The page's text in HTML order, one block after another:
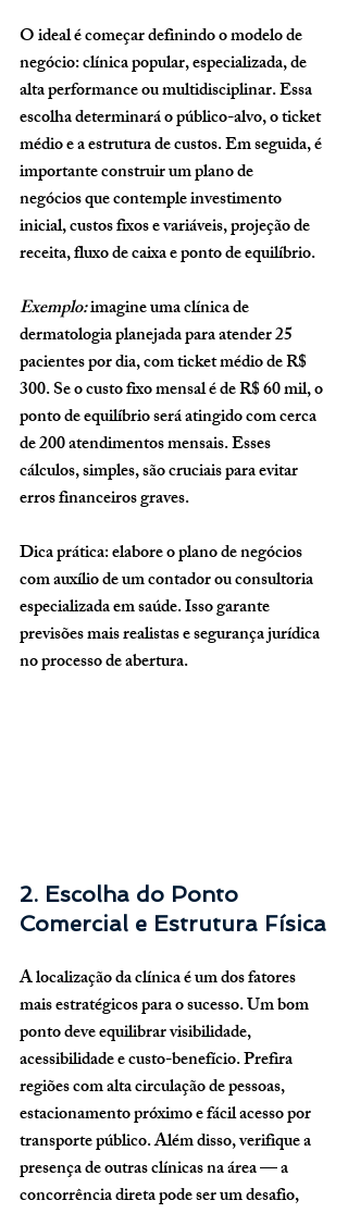
O ideal é começar definindo o modelo de
negócio: clínica popular, especializada, de
alta performance ou multidisciplinar. Essa
escolha determinará o público-alvo, o ticket
médio e a estrutura de custos. Em seguida, é
importante construir um plano de
negócios que contemple investimento
inicial, custos fixos e variáveis, projeção de
receita, fluxo de caixa e ponto de equilíbrio.
Exemplo: imagine uma clínica de
dermatologia planejada para atender 25
pacientes por dia, com ticket médio de R$
300. Se o custo fixo mensal é de R$ 60 mil, o
ponto de equilíbrio será atingido com cerca
de 200 atendimentos mensais. Esses
cálculos, simples, são cruciais para evitar
erros financeiros graves.
Dica prática: elabore o plano de negócios
com auxílio de um contador ou consultoria
especializada em saúde. Isso garante
previsões mais realistas e segurança jurídica
no processo de abertura.
2. Escolha do Ponto
Comercial e Estrutura Física
A localização da clínica é um dos fatores
mais estratégicos para o sucesso. Um bom
ponto deve equilibrar visibilidade,
acessibilidade e custo-benefício. Prefira
regiões com alta circulação de pessoas,
estacionamento próximo e fácil acesso por
transporte público. Além disso, verifique a
presença de outras clínicas na área — a
concorrência direta pode ser um desafio,